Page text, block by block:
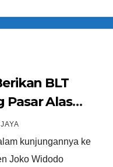
BLT
Pasar Alas
kunjungannya ke
Joko Widodo